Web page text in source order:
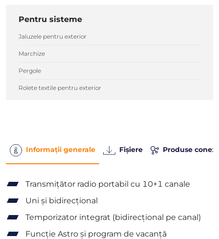
Pentru sisteme
Jaluzele pentru exterior
Marchize
Pergole
Rolete textile pentru exterior
Informații generale Fișiere Produse
Transmițător radio portabil cu 10+1 canale
Uni și bidirecțional
Temporizator integrat (bidirecțional pe canal)
Funcție Astro și program de vacanță